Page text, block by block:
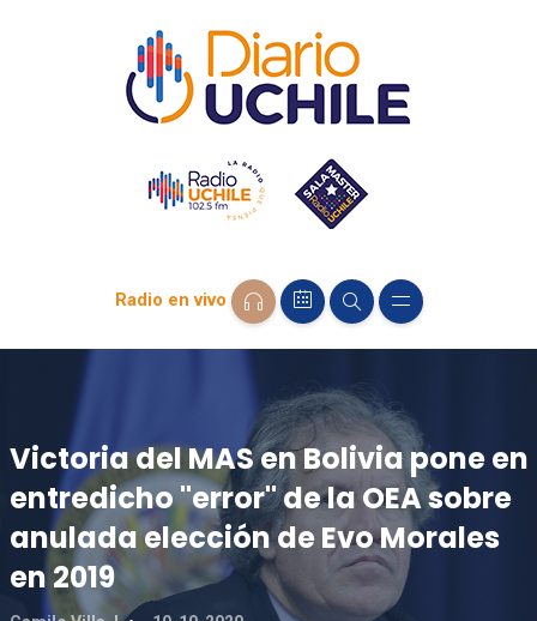
Radio en vivo
Victoria del MAS en Bolivia pone en
entredicho "error" de la OEA sobre
anulada elección de Evo Morales
en 2019